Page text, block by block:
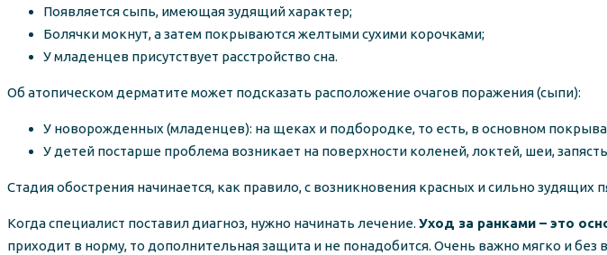
Появляется сыпь, имеющая зудящий характер;
Болячки мокнут, а затем покрываются желтыми сухими корочками;
У младенцев присутствует расстройство сна.
Об атопическом дерматите может подсказать расположение очагов поражения (сыпи):
У новорожденных (младенцев): на щеках и подбородке, то есть, в основном
У детей постарше проблема возникает на поверхности коленей, локтей, шеи,
Стадия обострения начинается, как правило, с возникновения красных и сильно зудящих
Когда специалист поставил диагноз, нужно начинать лечение. Уход за ранками – это
приходит в норму, то дополнительная защита и не понадобится. Очень важно мягко и